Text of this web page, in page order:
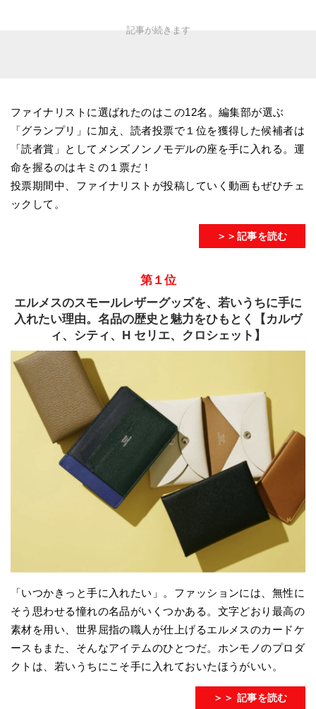
ファイナリストに選ばれたのはこの12名。編集部が選ぶ
「グランプリ」に加え、読者投票で１位を獲得した候補者は
「読者賞」としてメンズノンノモデルの座を手に入れる。運
命を握るのはキミの１票だ！
投票期間中、ファイナリストが投稿していく動画もぜひチェ
ックして。
＞＞記事を読む
第１位
エルメスのスモールレザーグッズを、若いうちに手に
入れたい理由。名品の歴史と魅力をひもとく【カルヴ
ィ、シティ、H セリエ、クロシェット】
「いつかきっと手に入れたい」。ファッションには、無性に
そう思わせる憧れの名品がいくつかある。文字どおり最高の
素材を用い、世界屈指の職人が仕上げるエルメスのカードケ
ースもまた、そんなアイテムのひとつだ。ホンモノのプロダ
クトは、若いうちにこそ手に入れておいたほうがいい。
＞＞ 記事を読む